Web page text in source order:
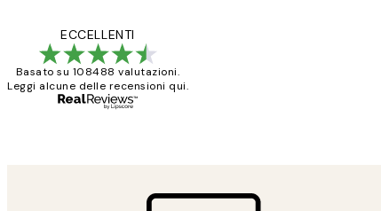
ECCELLENTI
Basato su 108488 valutazioni.
Leggi alcune delle recensioni qui.